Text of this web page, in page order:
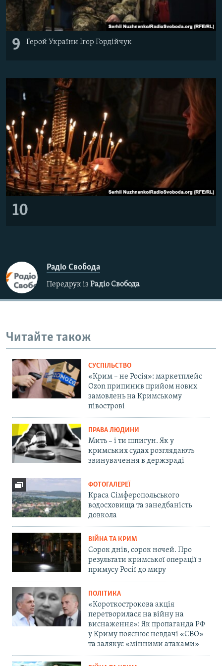
9 Герой України Ігор Гордійчук
10
Радіо Свобода
Передрук із Радіо Свобода
Читайте також
СУСПІЛЬСТВО
«Крим – не Росія»: маркетплейс
Ozon припинив прийом нових
замовлень на Кримському
півострові
ПРАВА ЛЮДИНИ
Мить – і ти шпигун. Як у
кримських судах розглядають
звинувачення в держзраді
ФОТОГАЛЕРЕЇ
Краса Сімферопольського
водосховища та занедбаність
довкола
ВІЙНА ТА КРИМ
Сорок днів, сорок ночей. Про
результати кримської операції з
примусу Росії до миру
ПОЛІТИКА
«Короткострокова акція
перетворилася на війну на
виснаження»: Як пропаганда РФ
у Криму пояснює невдачі «СВО»
та залякує «мінними атаками»